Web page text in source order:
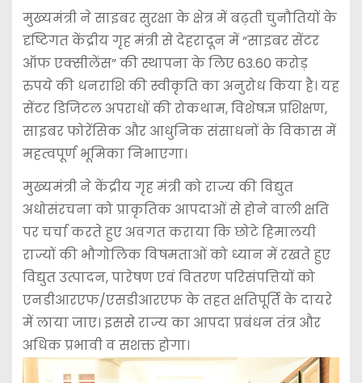
मुख्यमंत्री ने साइबर सुरक्षा के क्षेत्र में बढ़ती चुनौतियों के
दृष्टिगत केंद्रीय गृह मंत्री से देहरादून में “साइबर सेंटर
ऑफ एक्सीलेंस” की स्थापना के लिए 63.60 करोड़
रुपये की धनराशि की स्वीकृति का अनुरोध किया है। यह
सेंटर डिजिटल अपराधों की रोकथाम, विशेषज्ञ प्रशिक्षण,
साइबर फोरेंसिक और आधुनिक संसाधनों के विकास में
महत्वपूर्ण भूमिका निभाएगा।
मुख्यमंत्री ने केंद्रीय गृह मंत्री को राज्य की विद्युत
अधोसंरचना को प्राकृतिक आपदाओं से होने वाली क्षति
पर चर्चा करते हुए अवगत कराया कि छोटे हिमालयी
राज्यों की भौगोलिक विषमताओं को ध्यान में रखते हुए
विद्युत उत्पादन, पारेषण एवं वितरण परिसंपत्तियों को
एनडीआरएफ/एसडीआरएफ के तहत क्षतिपूर्ति के दायरे
में लाया जाए। इससे राज्य का आपदा प्रबंधन तंत्र और
अधिक प्रभावी व सशक्त होगा।